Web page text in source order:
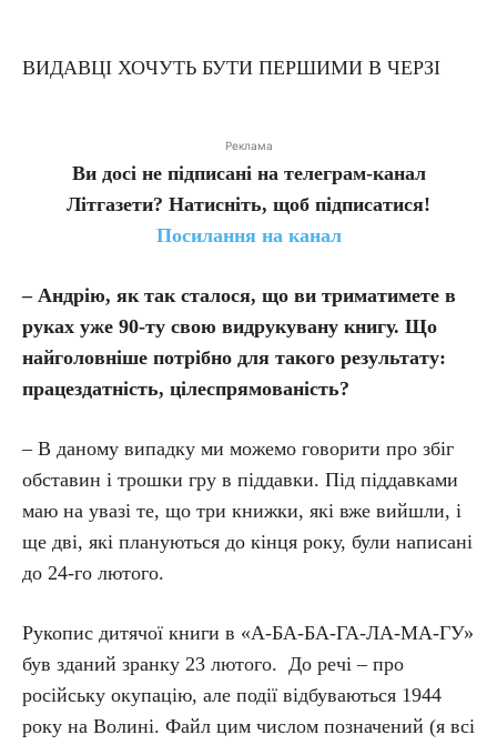
ВИДАВЦІ ХОЧУТЬ БУТИ ПЕРШИМИ В ЧЕРЗІ
Реклама
Ви досі не підписані на телеграм-канал
Літгазети? Натисніть, щоб підписатися!
Посилання на канал
– Андрію, як так сталося, що ви триматимете в
руках уже 90-ту свою видрукувану книгу. Що
найголовніше потрібно для такого результату:
працездатність, цілеспрямованість?
– В даному випадку ми можемо говорити про збіг
обставин і трошки гру в піддавки. Під піддавками
маю на увазі те, що три книжки, які вже вийшли, і
ще дві, які плануються до кінця року, були написані
до 24-го лютого.
Рукопис дитячої книги в «А-БА-БА-ГА-ЛА-МА-ГУ»
був зданий зранку 23 лютого. До речі – про
російську окупацію, але події відбуваються 1944
року на Волині. Файл цим числом позначений (я всі